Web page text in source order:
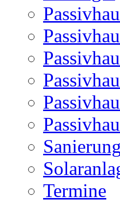
Sanierung
Termine